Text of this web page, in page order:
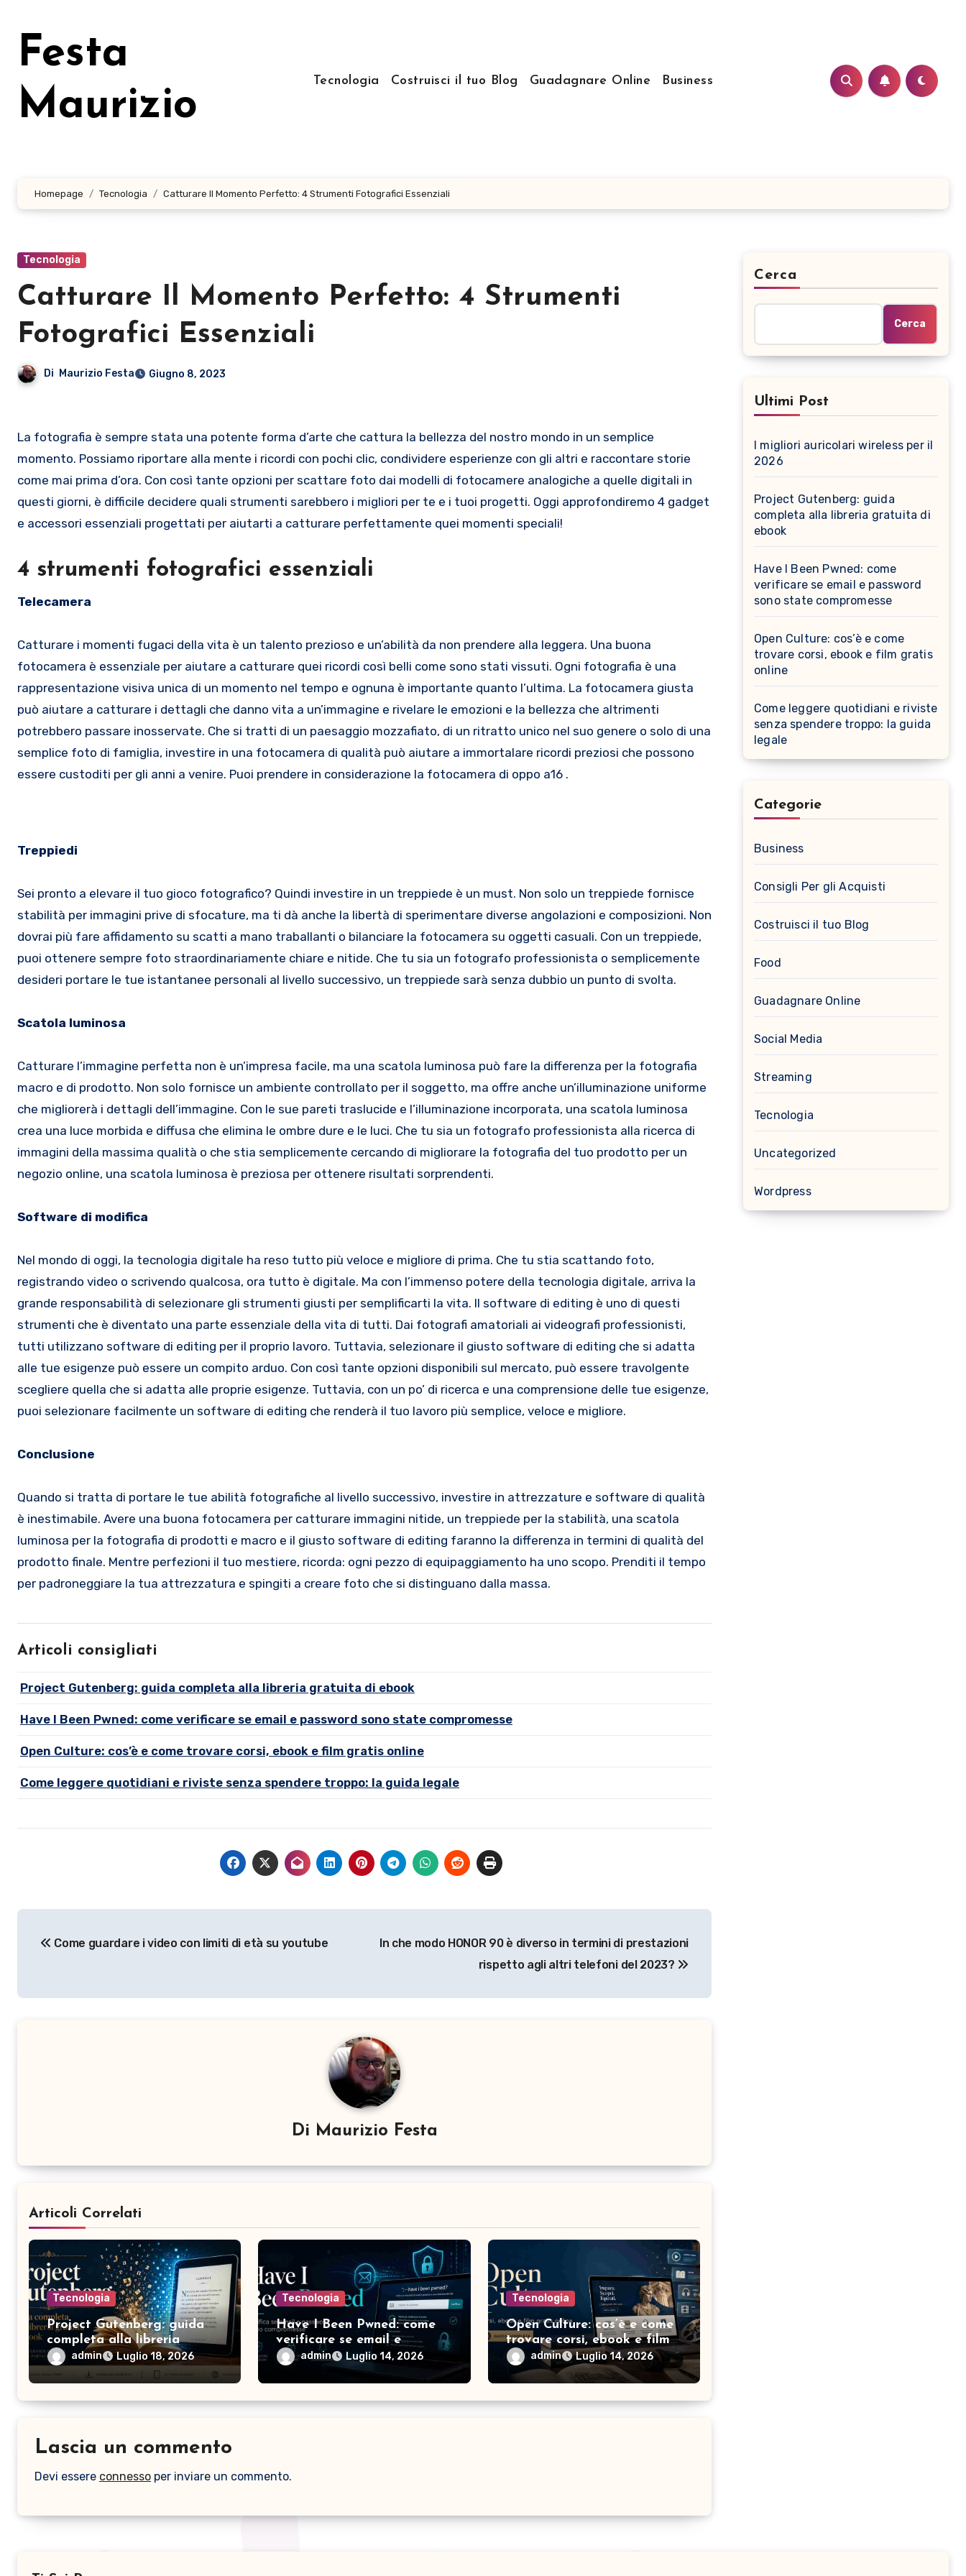
contenuto
Festa
Maurizio
Tecnologia Costruisci il tuo Blog Guadagnare Online Business
Homepage Tecnologia Catturare Il Momento Perfetto: 4 Strumenti Fotografici Essenziali
Tecnologia
Catturare Il Momento Perfetto: 4 Strumenti
Fotografici Essenziali
Di Maurizio Festa Giugno 8, 2023
La fotografia è sempre stata una potente forma d’arte che cattura la bellezza del nostro mondo in un semplice
momento. Possiamo riportare alla mente i ricordi con pochi clic, condividere esperienze con gli altri e raccontare storie
come mai prima d’ora. Con così tante opzioni per scattare foto dai modelli di fotocamere analogiche a quelle digitali in
questi giorni, è difficile decidere quali strumenti sarebbero i migliori per te e i tuoi progetti. Oggi approfondiremo 4 gadget
e accessori essenziali progettati per aiutarti a catturare perfettamente quei momenti speciali!
4 strumenti fotografici essenziali
Telecamera
Catturare i momenti fugaci della vita è un talento prezioso e un’abilità da non prendere alla leggera. Una buona
fotocamera è essenziale per aiutare a catturare quei ricordi così belli come sono stati vissuti. Ogni fotografia è una
rappresentazione visiva unica di un momento nel tempo e ognuna è importante quanto l’ultima. La fotocamera giusta
può aiutare a catturare i dettagli che danno vita a un’immagine e rivelare le emozioni e la bellezza che altrimenti
potrebbero passare inosservate. Che si tratti di un paesaggio mozzafiato, di un ritratto unico nel suo genere o solo di una
semplice foto di famiglia, investire in una fotocamera di qualità può aiutare a immortalare ricordi preziosi che possono
essere custoditi per gli anni a venire. Puoi prendere in considerazione la fotocamera di oppo a16 .
Treppiedi
Sei pronto a elevare il tuo gioco fotografico? Quindi investire in un treppiede è un must. Non solo un treppiede fornisce
stabilità per immagini prive di sfocature, ma ti dà anche la libertà di sperimentare diverse angolazioni e composizioni. Non
dovrai più fare affidamento su scatti a mano traballanti o bilanciare la fotocamera su oggetti casuali. Con un treppiede,
puoi ottenere sempre foto straordinariamente chiare e nitide. Che tu sia un fotografo professionista o semplicemente
desideri portare le tue istantanee personali al livello successivo, un treppiede sarà senza dubbio un punto di svolta.
Scatola luminosa
Catturare l’immagine perfetta non è un’impresa facile, ma una scatola luminosa può fare la differenza per la fotografia
macro e di prodotto. Non solo fornisce un ambiente controllato per il soggetto, ma offre anche un’illuminazione uniforme
che migliorerà i dettagli dell’immagine. Con le sue pareti traslucide e l’illuminazione incorporata, una scatola luminosa
crea una luce morbida e diffusa che elimina le ombre dure e le luci. Che tu sia un fotografo professionista alla ricerca di
immagini della massima qualità o che stia semplicemente cercando di migliorare la fotografia del tuo prodotto per un
negozio online, una scatola luminosa è preziosa per ottenere risultati sorprendenti.
Software di modifica
Nel mondo di oggi, la tecnologia digitale ha reso tutto più veloce e migliore di prima. Che tu stia scattando foto,
registrando video o scrivendo qualcosa, ora tutto è digitale. Ma con l’immenso potere della tecnologia digitale, arriva la
grande responsabilità di selezionare gli strumenti giusti per semplificarti la vita. Il software di editing è uno di questi
strumenti che è diventato una parte essenziale della vita di tutti. Dai fotografi amatoriali ai videografi professionisti,
tutti utilizzano software di editing per il proprio lavoro. Tuttavia, selezionare il giusto software di editing che si adatta
alle tue esigenze può essere un compito arduo. Con così tante opzioni disponibili sul mercato, può essere travolgente
scegliere quella che si adatta alle proprie esigenze. Tuttavia, con un po’ di ricerca e una comprensione delle tue esigenze,
puoi selezionare facilmente un software di editing che renderà il tuo lavoro più semplice, veloce e migliore.
Conclusione
Quando si tratta di portare le tue abilità fotografiche al livello successivo, investire in attrezzature e software di qualità
è inestimabile. Avere una buona fotocamera per catturare immagini nitide, un treppiede per la stabilità, una scatola
luminosa per la fotografia di prodotti e macro e il giusto software di editing faranno la differenza in termini di qualità del
prodotto finale. Mentre perfezioni il tuo mestiere, ricorda: ogni pezzo di equipaggiamento ha uno scopo. Prenditi il tempo
per padroneggiare la tua attrezzatura e spingiti a creare foto che si distinguano dalla massa.
Articoli consigliati
Project Gutenberg: guida completa alla libreria gratuita di ebook
Have I Been Pwned: come verificare se email e password sono state compromesse
Open Culture: cos’è e come trovare corsi, ebook e film gratis online
Come leggere quotidiani e riviste senza spendere troppo: la guida legale
articoli
Come guardare i video con limiti di età su youtube
In che modo HONOR 90 è diverso in termini di prestazioni
rispetto agli altri telefoni del 2023?
Di Maurizio Festa
Articoli Correlati
Tecnologia
Project Gutenberg: guida
completa alla libreria
gratuita di ebook
admin Luglio 18, 2026
Tecnologia
Have I Been Pwned: come
verificare se email e
password sono state
compromesse
admin Luglio 14, 2026
Tecnologia
Open Culture: cos’è e come
trovare corsi, ebook e film
gratis online
admin Luglio 14, 2026
Lascia un commento
Devi essere connesso per inviare un commento.
Cerca
Cerca
Ultimi Post
I migliori auricolari wireless per il
2026
Project Gutenberg: guida
completa alla libreria gratuita di
ebook
Have I Been Pwned: come
verificare se email e password
sono state compromesse
Open Culture: cos’è e come
trovare corsi, ebook e film gratis
online
Come leggere quotidiani e riviste
senza spendere troppo: la guida
legale
Categorie
Business
Consigli Per gli Acquisti
Costruisci il tuo Blog
Food
Guadagnare Online
Social Media
Streaming
Tecnologia
Uncategorized
Wordpress